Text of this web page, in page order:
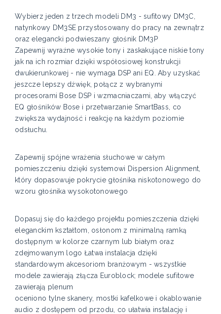
Wybierz jeden z trzech modeli DM3 - sufitowy DM3C,
natynkowy DM3SE przystosowany do pracy na zewnątrz
oraz elegancki podwieszany głośnik DM3P
Zapewnij wyraźne wysokie tony i zaskakujące niskie tony
jak na ich rozmiar dzięki współosiowej konstrukcji
dwukierunkowej - nie wymaga DSP ani EQ. Aby uzyskać
jeszcze lepszy dźwięk, połącz z wybranymi
procesorami Bose DSP i wzmacniaczami, aby włączyć
EQ głośników Bose i przetwarzanie SmartBass, co
zwiększa wydajność i reakcję na każdym poziomie
odsłuchu.
Zapewnij spójne wrażenia słuchowe w całym
pomieszczeniu dzięki systemowi Dispersion Alignment,
który dopasowuje pokrycie głośnika niskotonowego do
wzoru głośnika wysokotonowego
Dopasuj się do każdego projektu pomieszczenia dzięki
eleganckim kształtom, osłonom z minimalną ramką
dostępnym w kolorze czarnym lub białym oraz
zdejmowanym logo Łatwa instalacja dzięki
standardowym akcesoriom branżowym - wszystkie
modele zawierają złącza Euroblock; modele sufitowe
zawierają plenum
oceniono tylne skanery, mostki kafelkowe i okablowanie
audio z dostępem od przodu, co ułatwia instalację i